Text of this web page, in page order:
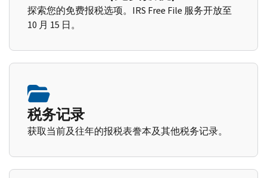
探索您的免费报税选项。IRS Free File 服务开放至
10 月 15 日。
税务记录
获取当前及往年的报税表誊本及其他税务记录。